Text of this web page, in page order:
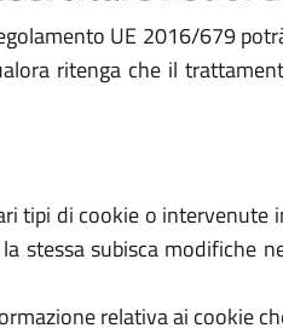
UE 2016/679
ritenga che il
tipi di cookie o intervenute
stessa subisca modifiche
relativa ai cookie